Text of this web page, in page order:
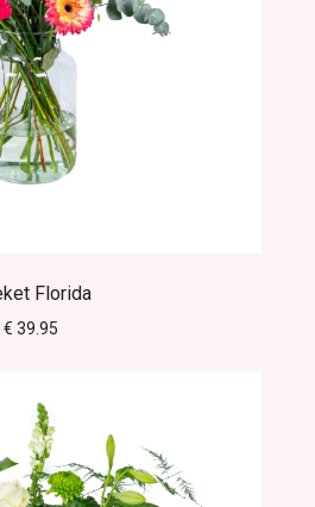
Florida
€ 39.95